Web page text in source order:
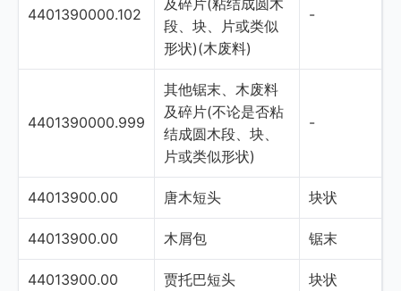
4401390000.102
及碎片(粘结成圆木
段、块、片或类似
形状)(木废料)
-
4401390000.999
其他锯末、木废料
及碎片(不论是否粘
结成圆木段、块、
片或类似形状)
-
44013900.00 唐木短头 块状
44013900.00 木屑包 锯末
44013900.00 贾托巴短头 块状